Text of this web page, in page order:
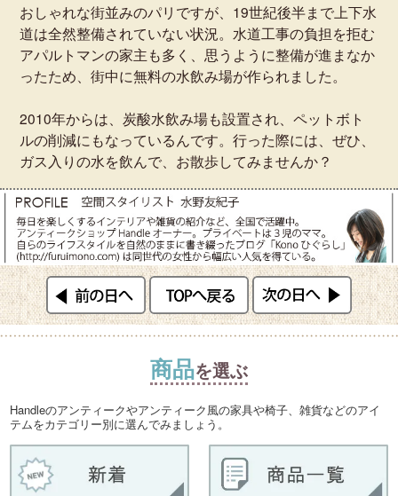
おしゃれな街並みのパリですが、19世紀後半まで上下水
道は全然整備されていない状況。水道工事の負担を拒む
アパルトマンの家主も多く、思うように整備が進まなか
ったため、街中に無料の水飲み場が作られました。
2010年からは、炭酸水飲み場も設置され、ペットボト
ルの削減にもなっているんです。行った際には、ぜひ、
ガス入りの水を飲んで、お散歩してみませんか？
商品を選ぶ
Handleのアンティークやアンティーク風の家具や椅子、雑貨などのアイ
テムをカテゴリー別に選んでみましょう。